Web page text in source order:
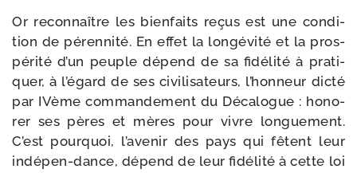
Or recon­naître les bien­faits reçus est une condi­
tion de péren­ni­té. En effet la lon­gé­vi­té et la pros­
pé­ri­té d’un peuple dépend de sa fidé­li­té à pra­ti­
quer, à l’égard de ses civi­li­sa­teurs, l’honneur dic­té
par IVème com­man­de­ment du Décalogue : hono­
rer ses pères et mères pour vivre lon­gue­ment.
C’est pour­quoi, l’avenir des pays qui fêtent leur
indépen-​dance, dépend de leur fidé­li­té à cette loi